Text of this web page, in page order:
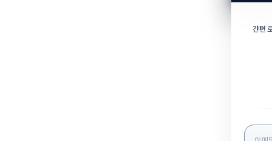
간편
로그인